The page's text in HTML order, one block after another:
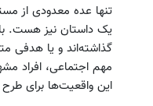
تنها عده معدودی از
یک داستان نیز هست. با
گذاشته‌اند و یا هدفی
مهم اجتماعی، افراد
این واقعیت‌ها برای